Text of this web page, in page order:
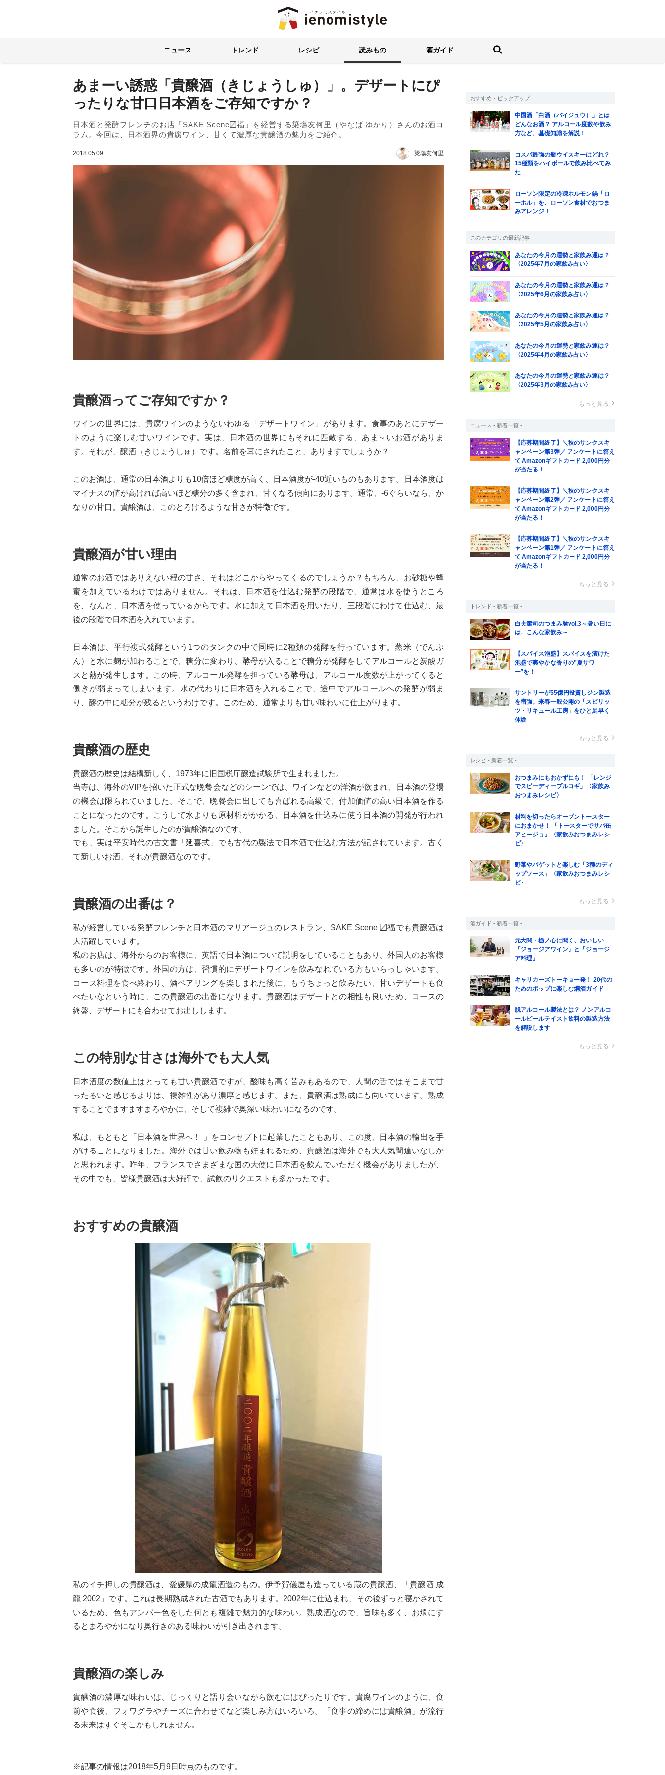
イエノミスタイル 家飲みを楽しむ人の情報サイト
ニュース トレンド レシピ 読みもの 酒ガイド 検索する
あまーい誘惑「貴醸酒（きじょうしゅ）」。デザートにぴ
ったりな甘口日本酒をご存知ですか？
日本酒と発酵フレンチのお店「SAKE Scene〼福」を経営する簗塲友何里（やなば ゆかり）さんのお酒コ
ラム。今回は、日本酒界の貴腐ワイン、甘くて濃厚な貴醸酒の魅力をご紹介。
2018.05.09 簗塲友何里
貴醸酒ってご存知ですか？
ワインの世界には、貴腐ワインのようないわゆる「デザートワイン」があります。食事のあとにデザー
トのように楽しむ甘いワインです。実は、日本酒の世界にもそれに匹敵する、あま～いお酒がありま
す。それが、醸酒（きじょうしゅ）です。名前を耳にされたこと、ありますでしょうか？
このお酒は、通常の日本酒よりも10倍ほど糖度が高く、日本酒度が-40近いものもあります。日本酒度は
マイナスの値が高ければ高いほど糖分の多く含まれ、甘くなる傾向にあります。通常、-6ぐらいなら、か
なりの甘口。貴醸酒は、このとろけるような甘さが特徴です。
貴醸酒が甘い理由
通常のお酒ではありえない程の甘さ、それはどこからやってくるのでしょうか？もちろん、お砂糖や蜂
蜜を加えているわけではありません。それは、日本酒を仕込む発酵の段階で、通常は水を使うところ
を、なんと、日本酒を使っているからです。水に加えて日本酒を用いたり、三段階にわけて仕込む、最
後の段階で日本酒を入れています。
日本酒は、平行複式発酵という1つのタンクの中で同時に2種類の発酵を行っています。蒸米（でんぷ
ん）と水に麹が加わることで、糖分に変わり、酵母が入ることで糖分が発酵をしてアルコールと炭酸ガ
スと熱が発生します。この時、アルコール発酵を担っている酵母は、アルコール度数が上がってくると
働きが弱まってしまいます。水の代わりに日本酒を入れることで、途中でアルコールへの発酵が弱ま
り、醪の中に糖分が残るというわけです。このため、通常よりも甘い味わいに仕上がります。
貴醸酒の歴史
貴醸酒の歴史は結構新しく、1973年に旧国税庁醸造試験所で生まれました。
当寺は、海外のVIPを招いた正式な晩餐会などのシーンでは、ワインなどの洋酒が飲まれ、日本酒の登場
の機会は限られていました。そこで、晩餐会に出しても喜ばれる高級で、付加価値の高い日本酒を作る
ことになったのです。こうして水よりも原材料がかかる、日本酒を仕込みに使う日本酒の開発が行われ
ました。そこから誕生したのが貴醸酒なのです。
でも、実は平安時代の古文書「延喜式」でも古代の製法で日本酒で仕込む方法が記されています。古く
て新しいお酒、それが貴醸酒なのです。
貴醸酒の出番は？
私が経営している発酵フレンチと日本酒のマリアージュのレストラン、SAKE Scene 〼福でも貴醸酒は
大活躍しています。
私のお店は、海外からのお客様に、英語で日本酒について説明をしていることもあり、外国人のお客様
も多いのが特徴です。外国の方は、習慣的にデザートワインを飲みなれている方もいらっしゃいます。
コース料理を食べ終わり、酒ペアリングを楽しまれた後に、もうちょっと飲みたい、甘いデザートも食
べたいなという時に、この貴醸酒の出番になります。貴醸酒はデザートとの相性も良いため、コースの
終盤、デザートにも合わせてお出しします。
この特別な甘さは海外でも大人気
日本酒度の数値上はとっても甘い貴醸酒ですが、酸味も高く苦みもあるので、人間の舌ではそこまで甘
ったるいと感じるよりは、複雑性があり濃厚と感じます。また、貴醸酒は熟成にも向いています。熟成
することでますますまろやかに、そして複雑で奥深い味わいになるのです。
私は、もともと「日本酒を世界へ！ 」をコンセプトに起業したこともあり、この度、日本酒の輸出を手
がけることになりました。海外では甘い飲み物も好まれるため、貴醸酒は海外でも大人気間違いなしか
と思われます。昨年、フランスでさまざまな国の大使に日本酒を飲んでいただく機会がありましたが、
その中でも、皆様貴醸酒は大好評で、試飲のリクエストも多かったです。
おすすめの貴醸酒
私のイチ押しの貴醸酒は、愛媛県の成龍酒造のもの。伊予賀儀屋も造っている蔵の貴醸酒、「貴醸酒 成
龍 2002」です。これは長期熟成された古酒でもあります。2002年に仕込まれ、その後ずっと寝かされて
いるため、色もアンバー色をした何とも複雑で魅力的な味わい。熟成酒なので、旨味も多く、お燗にす
るとまろやかになり奥行きのある味わいが引き出されます。
貴醸酒の楽しみ
貴醸酒の濃厚な味わいは、じっくりと語り会いながら飲むにはぴったりです。貴腐ワインのように、食
前や食後、フォワグラやチーズに合わせてなど楽しみ方はいろいろ。「食事の締めには貴醸酒」が流行
る未来はすぐそこかもしれません。
※記事の情報は2018年5月9日時点のものです。
おすすめ・ピックアップ
中国酒「白酒（バイジュウ）」とは
どんなお酒？ アルコール度数や飲み
方など、基礎知識を解説！
コスパ最強の瓶ウイスキーはどれ？
15種類をハイボールで飲み比べてみ
た
ローソン限定の冷凍ホルモン鍋「ロ
ーホル」を、ローソン食材でおつま
みアレンジ！
このカテゴリの最新記事
あなたの今月の運勢と家飲み運は？
〈2025年7月の家飲み占い〉
あなたの今月の運勢と家飲み運は？
〈2025年6月の家飲み占い〉
あなたの今月の運勢と家飲み運は？
〈2025年5月の家飲み占い〉
あなたの今月の運勢と家飲み運は？
〈2025年4月の家飲み占い〉
あなたの今月の運勢と家飲み運は？
〈2025年3月の家飲み占い〉
もっと見る
ニュース - 新着一覧 -
【応募期間終了】＼秋のサンクスキ
ャンペーン第3弾／ アンケートに答え
て Amazonギフトカード 2,000円分
が当たる！
【応募期間終了】＼秋のサンクスキ
ャンペーン第2弾／ アンケートに答え
て Amazonギフトカード 2,000円分
が当たる！
【応募期間終了】＼秋のサンクスキ
ャンペーン第1弾／ アンケートに答え
て Amazonギフトカード 2,000円分
が当たる！
もっと見る
トレンド - 新着一覧 -
白央篤司のつまみ暦vol.3～暑い日に
は、こんな家飲み～
【スパイス泡盛】スパイスを漬けた
泡盛で爽やかな香りの‟夏サワ
ー”を！
サントリーが55億円投資しジン製造
を増強。来春一般公開の「スピリッ
ツ・リキュール工房」をひと足早く
体験
もっと見る
レシピ - 新着一覧 -
おつまみにもおかずにも！ 「レンジ
でスピーディープルコギ」〈家飲み
おつまみレシピ〉
材料を切ったらオーブントースター
におまかせ！ 「トースターでサバ缶
アヒージョ」〈家飲みおつまみレシ
ピ〉
野菜やバゲットと楽しむ「3種のディ
ップソース」〈家飲みおつまみレシ
ピ〉
もっと見る
酒ガイド - 新着一覧 -
元大関・栃ノ心に聞く、おいしい
「ジョージアワイン」と「ジョージ
ア料理」
キャリカーズトーキョー発！ 20代の
ためのポップに楽しむ燗酒ガイド
脱アルコール製法とは？ ノンアルコ
ールビールテイスト飲料の製造方法
を解説します
もっと見る